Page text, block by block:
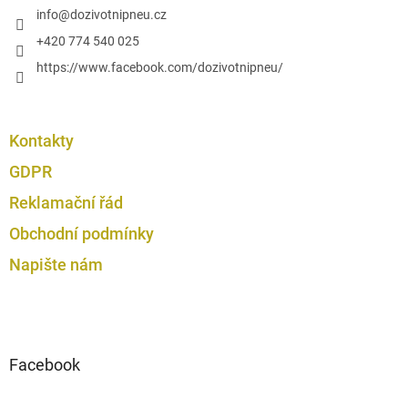
info@dozivotnipneu.cz
+420 774 540 025
https://www.facebook.com/dozivotnipneu/
Kontakty
GDPR
Reklamační řád
Obchodní podmínky
Napište nám
Facebook